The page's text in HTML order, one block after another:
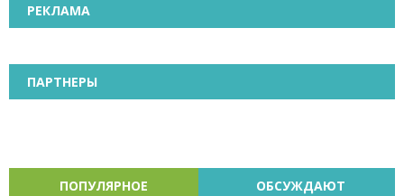
РЕКЛАМА
ПАРТНЕРЫ
ПОПУЛЯРНОЕ ОБСУЖДАЮТ